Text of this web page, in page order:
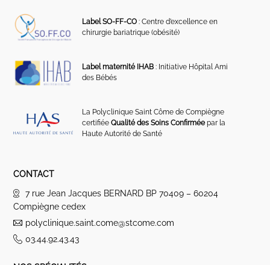
Label SO-FF-CO : Centre d’excellence en
chirurgie bariatrique (obésité)
Label maternité IHAB : Initiative Hôpital Ami
des Bébés
La Polyclinique Saint Côme de Compiègne
certifiéeQualité des Soins Confirméepar la
Haute Autorité de Santé
CONTACT
7 rue Jean Jacques BERNARD BP 70409 – 60204
Compiègne cedex
polyclinique.saint.come@stcome.com
03.44.92.43.43